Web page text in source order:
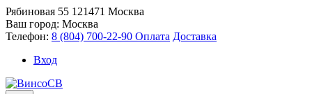
Рябиновая 55 121471 Москва
Ваш город: Москва
Телефон: 8 (804) 700-22-90 Оплата Доставка
Вход